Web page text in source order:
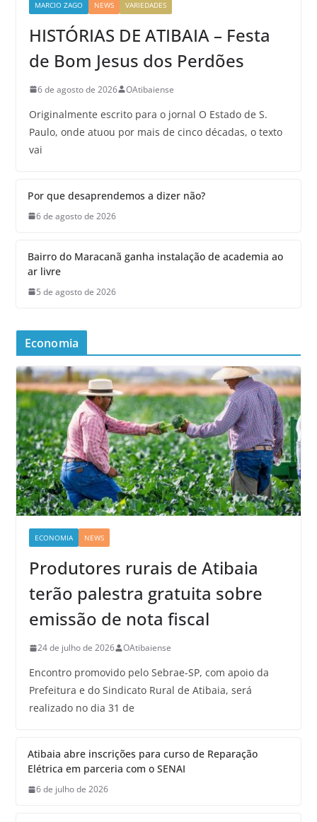
MARCIO ZAGO NEWS VARIEDADES
HISTÓRIAS DE ATIBAIA – Festa
de Bom Jesus dos Perdões
6 de agosto de 2026 OAtibaiense
Originalmente escrito para o jornal O Estado de S.
Paulo, onde atuou por mais de cinco décadas, o texto
vai
Por que desaprendemos a dizer não?
6 de agosto de 2026
Bairro do Maracanã ganha instalação de academia ao
ar livre
5 de agosto de 2026
Economia
ECONOMIA NEWS
Produtores rurais de Atibaia
terão palestra gratuita sobre
emissão de nota fiscal
24 de julho de 2026 OAtibaiense
Encontro promovido pelo Sebrae-SP, com apoio da
Prefeitura e do Sindicato Rural de Atibaia, será
realizado no dia 31 de
Atibaia abre inscrições para curso de Reparação
Elétrica em parceria com o SENAI
6 de julho de 2026